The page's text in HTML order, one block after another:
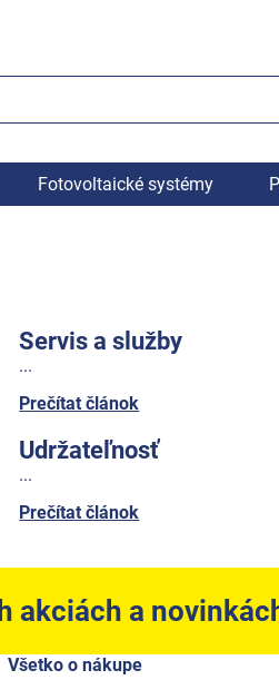
Fotovoltaické systémy
Servis a služby
...
Prečítat článok
Udržateľnosť
...
Prečítat článok
akciách a
Všetko o nákupe